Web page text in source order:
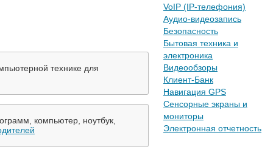
технике для
компьютер, ноутбук,
VoIP (IP-телефония)
Аудио-видеозапись
Безопасность
Бытовая техника и
электроника
Видеообзоры
Клиент-Банк
Навигация GPS
Сенсорные экраны и
мониторы
Электронная отчетность